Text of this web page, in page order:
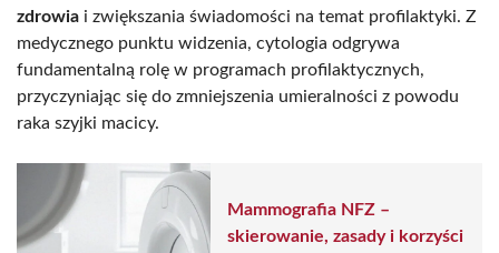
zdrowia i zwiększania świadomości na temat profilaktyki. Z
medycznego punktu widzenia, cytologia odgrywa
fundamentalną rolę w programach profilaktycznych,
przyczyniając się do zmniejszenia umieralności z powodu
raka szyjki macicy.
Mammografia NFZ –
skierowanie, zasady i korzyści